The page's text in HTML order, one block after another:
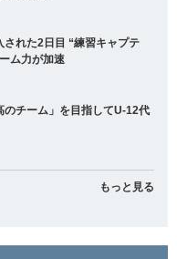
れた2日目 “練習キャプテ
ム力が加速
のチーム」を目指してU-12代
もっと見る